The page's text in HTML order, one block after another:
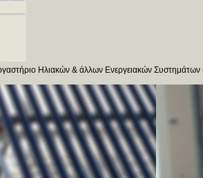
Ηλιακών & άλλων Ενεργειακών